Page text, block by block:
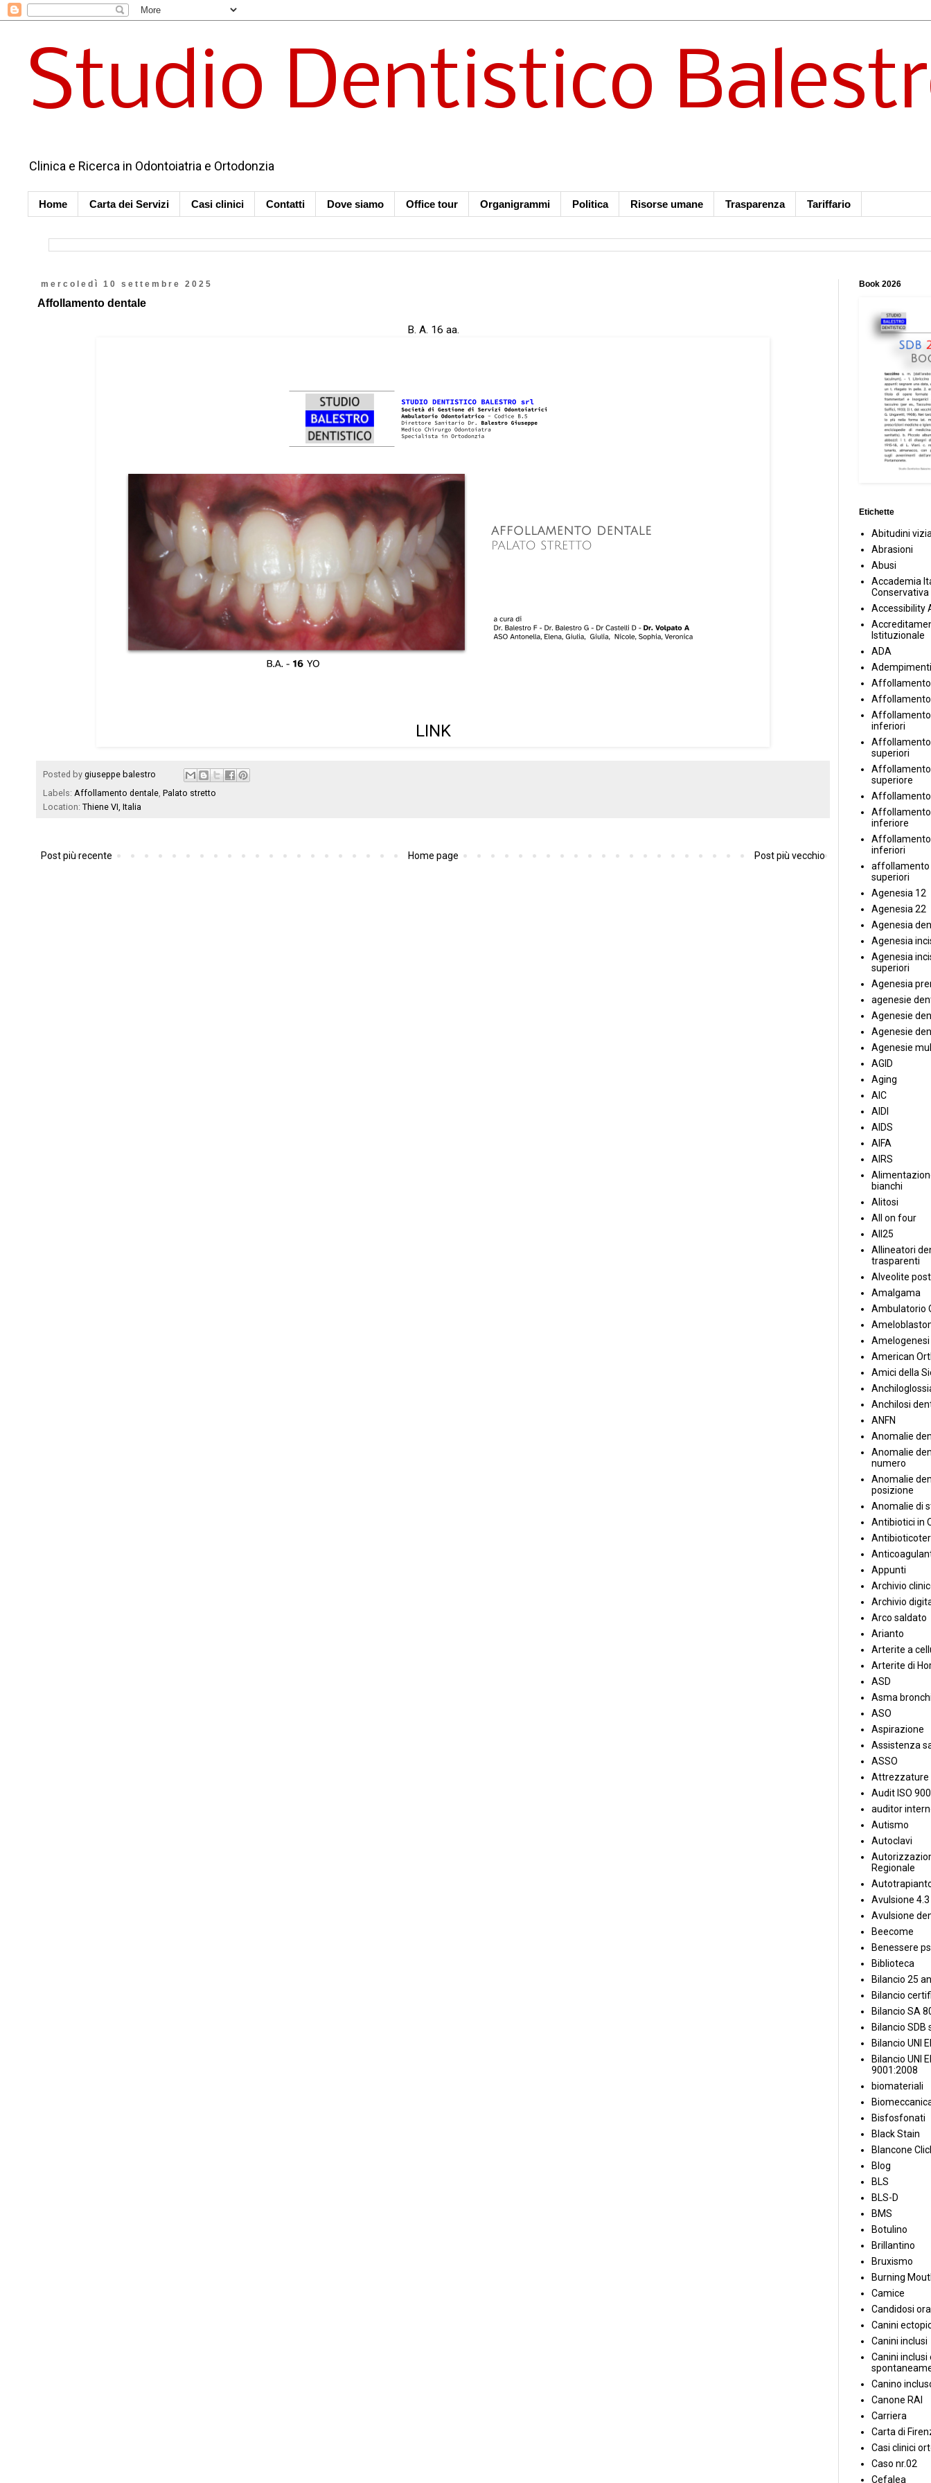
Studio Dentistico
Clinica e Ricerca in Odontoiatria e Ortodonzia
Home Carta dei Servizi Casi clinici Contatti Dove siamo Office tour Organigrammi Politica Risorse umane Trasparenza Tariffario
mercoledì 10 settembre 2025
Affollamento dentale
B. A. 16 aa.
LINK
Posted by giuseppe balestro
Labels: Affollamento dentale, Palato stretto
Location: Thiene VI, Italia
Post più recente Post più vecchio
Home page
Book 2026
Etichette
Abitudini
Abrasioni
Abusi
Accademia
Conservativa
Accessibility
Istituzionale
ADA
Adempimenti
Affollamento
inferiori
Affollamento
superiori
Affollamento
superiore
inferiore
Affollamento
inferiori
affollamento
superiori
Agenesia 12
Agenesia 22
Agenesia
Agenesia
Agenesia
superiori
Agenesia
agenesie
Agenesie
Agenesie
Agenesie
AGID
Aging
AIC
AIDI
AIDS
AIFA
AIRS
bianchi
Alitosi
All on four
All25
Allineatori
trasparenti
Alveolite
Amalgama
Ambulatorio
American
Amici della
Anchilosi
ANFN
Anomalie
Anomalie
numero
Anomalie
posizione
Anomalie di
Antibiotici in
Appunti
Archivio
Archivio
Arco saldato
Arianto
Arterite a
Arterite di
ASD
Asma
ASO
Aspirazione
Assistenza
ASSO
Attrezzature
Audit ISO
auditor
Autismo
Autoclavi
Regionale
Avulsione 4.3
Avulsione
Beecome
Benessere
Biblioteca
Bilancio 25
Bilancio
Bilancio SA
Bilancio SDB
Bilancio UNI
Bilancio UNI
9001:2008
biomateriali
Bisfosfonati
Black Stain
Blancone
Blog
BLS
BLS-D
BMS
Botulino
Brillantino
Bruxismo
Burning
Camice
Candidosi
Canini
Canini inclusi
Canini inclusi
Canino
Canone RAI
Carriera
Carta di
Casi clinici
Caso nr.02
Cefalea